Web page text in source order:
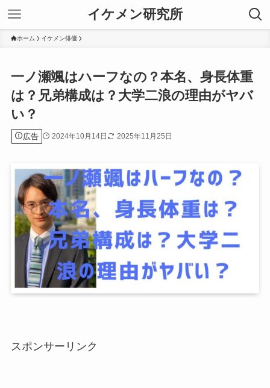
イケメン研究所
ホーム イケメン俳優
一ノ瀬颯はハーフなの？本名、身長体重
は？兄弟構成は？大学二浪の理由がヤバ
い？
広告 2024年10月14日 2025年11月25日
スポンサーリンク